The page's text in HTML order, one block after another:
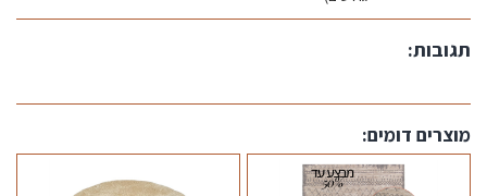
תגובות:
מוצרים דומים: